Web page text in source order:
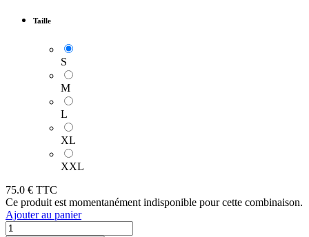
Taille
S
M
L
XL
XXL
75.0 € TTC
Ce produit est momentanément indisponible pour cette combinaison.
Ajouter au panier